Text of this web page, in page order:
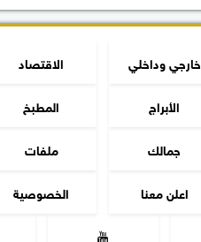
خارجي وداخلي الاقتصاد
الأبراج المطبخ
جمالك ملفات
اعلن معنا الخصوصية
